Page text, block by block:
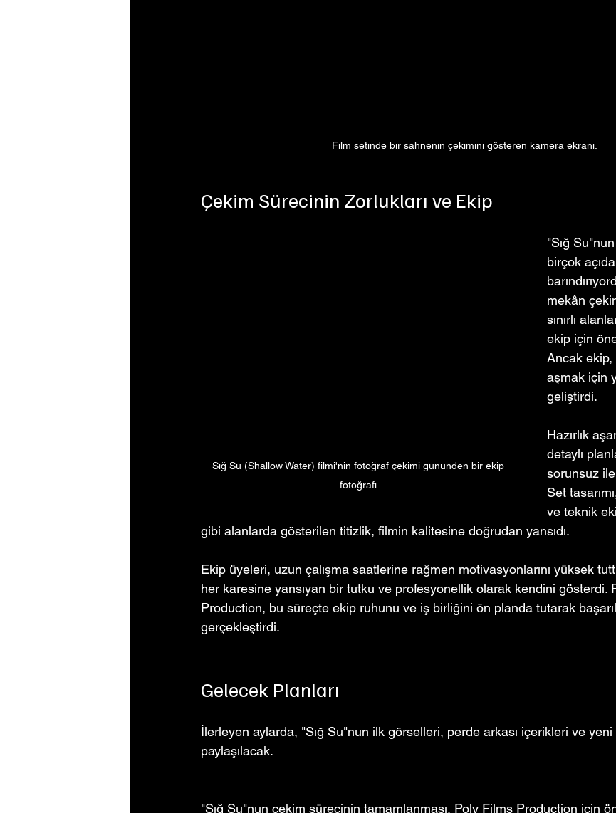
Film setinde bir sahnenin çekimini gösteren kamera ekranı.
Çekim Sürecinin Zorlukları ve Ekip
Sığ Su (Shallow Water) filmi'nin fotoğraf çekimi gününden bir ekip
fotoğrafı.
"Sığ
birçok
mekân
sınırlı
ekip için
Ancak ekip,
aşmak için
geliştirdi.
Hazırlık
detaylı
sorunsuz
Set
ve teknik
gibi alanlarda gösterilen titizlik, filmin kalitesine doğrudan yansıdı.
Ekip üyeleri, uzun çalışma saatlerine rağmen motivasyonlarını yüksek
her karesine yansıyan bir tutku ve profesyonellik olarak kendini gösterdi.
Production, bu süreçte ekip ruhunu ve iş birliğini ön planda tutarak
gerçekleştirdi.
Gelecek Planları
İlerleyen aylarda, "Sığ Su"nun ilk görselleri, perde arkası içerikleri ve yeni
paylaşılacak.
"Sığ Su"nun çekim sürecinin tamamlanması, Poly Films Production için